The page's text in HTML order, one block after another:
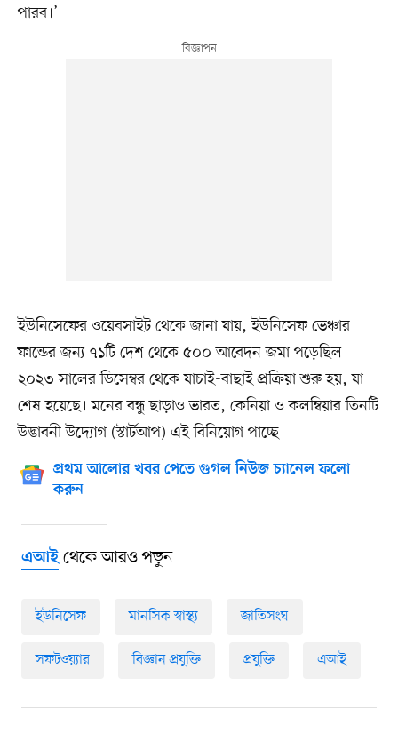
পারব।’
ইউনিসেফের ওয়েবসাইট থেকে জানা যায়, ইউনিসেফ ভেঞ্চার
ফান্ডের জন্য ৭১টি দেশ থেকে ৫০০ আবেদন জমা পড়েছিল।
২০২৩ সালের ডিসেম্বর থেকে যাচাই-বাছাই প্রক্রিয়া শুরু হয়, যা
শেষ হয়েছে। মনের বন্ধু ছাড়াও ভারত, কেনিয়া ও কলম্বিয়ার তিনটি
উদ্ভাবনী উদ্যোগ (স্টার্টআপ) এই বিনিয়োগ পাচ্ছে।
প্রথম আলোর খবর পেতে গুগল নিউজ চ্যানেল ফলো
করুন
এআইথেকে আরও পড়ুন
ইউনিসেফ মানসিক স্বাস্থ্য জাতিসংঘ
সফটওয়্যার বিজ্ঞান প্রযুক্তি প্রযুক্তি এআই